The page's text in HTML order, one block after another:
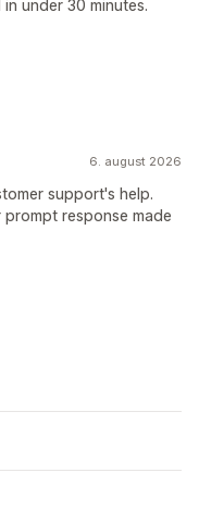
under 30 minutes.
6. august 2026
support's help.
prompt response made